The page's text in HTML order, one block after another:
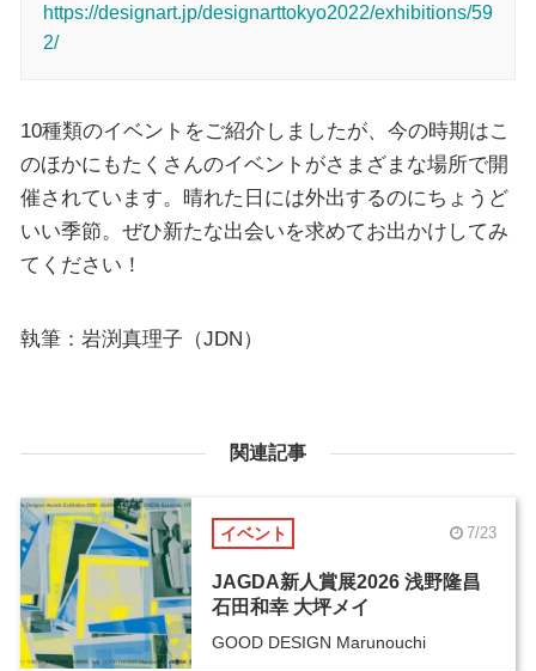
https://designart.jp/designarttokyo2022/exhibitions/59
2/
10種類のイベントをご紹介しましたが、今の時期はこ
のほかにもたくさんのイベントがさまざまな場所で開
催されています。晴れた日には外出するのにちょうど
いい季節。ぜひ新たな出会いを求めてお出かけしてみ
てください！
執筆：岩渕真理子（JDN）
関連記事
イベント 7/23
JAGDA新人賞展2026 浅野隆昌
石田和幸 大坪メイ
GOOD DESIGN Marunouchi